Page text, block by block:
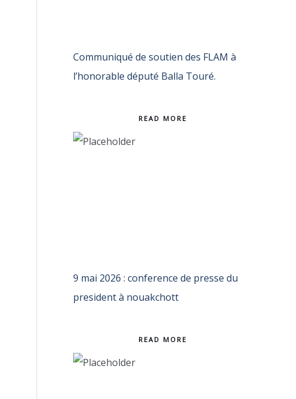
Communiqué de soutien des FLAM à
l’honorable député Balla Touré.
READ MORE
9 mai 2026 : conference de presse du
president à nouakchott
READ MORE